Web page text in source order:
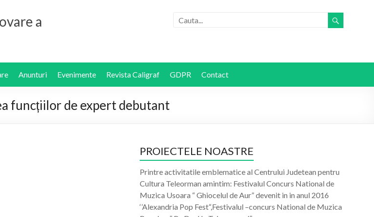
a
Anunturi Evenimente Revista Caligraf GDPR Contact
funcțiilor de expert debutant
PROIECTELE NOASTRE
Printre activitatile emblematice al Centrului Judetean pentru
Cultura Teleorman amintim: Festivalul Concurs National de
Muzica Usoara “ Ghiocelul de Aur” devenit in in anul 2016
‘’Alexandria Pop Fest“,Festivalul –concurs National de Muzica